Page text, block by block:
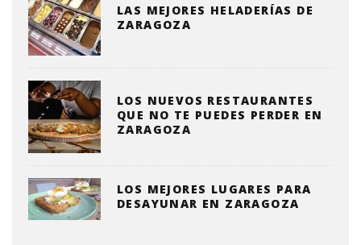
LAS MEJORES HELADERÍAS DE
ZARAGOZA
LOS NUEVOS RESTAURANTES
QUE NO TE PUEDES PERDER EN
ZARAGOZA
LOS MEJORES LUGARES PARA
DESAYUNAR EN ZARAGOZA